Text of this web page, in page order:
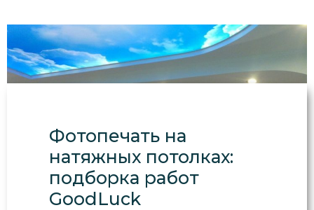
Фотопечать на
натяжных потолках:
подборка работ
GoodLuck